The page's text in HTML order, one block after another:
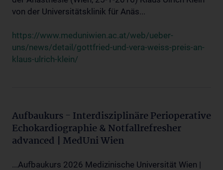
von der Universitätsklinik für Anäs...
https://www.meduniwien.ac.at/web/ueber-
uns/news/detail/gottfried-und-vera-weiss-preis-an-
klaus-ulrich-klein/
Aufbaukurs - Interdisziplinäre Perioperative
Echokardiographie & Notfallrefresher
advanced | MedUni Wien
...Aufbaukurs 2026 Medizinische Universität Wien |